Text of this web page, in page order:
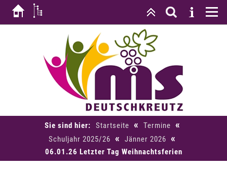
Sie sind hier: Startseite « Termine «
Schuljahr 2025/26 « Jänner 2026 «
06.01.26 Letzter Tag Weihnachtsferien